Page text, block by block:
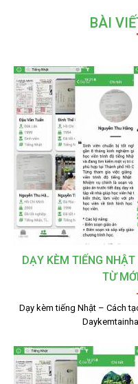
BÀI
DẠY KÈM TIẾNG
TỪ
Dạy kèm tiếng Nhật – Cách